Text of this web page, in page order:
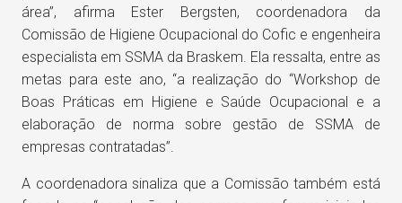
área”, afirma Ester Bergsten, coordenadora da
Comissão de Higiene Ocupacional do Cofic e engenheira
especialista em SSMA da Braskem. Ela ressalta, entre as
metas para este ano, “a realização do “Workshop de
Boas Práticas em Higiene e Saúde Ocupacional e a
elaboração de norma sobre gestão de SSMA de
empresas contratadas”.
A coordenadora sinaliza que a Comissão também está